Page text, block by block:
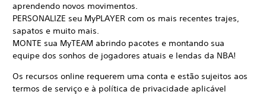
aprendendo novos movimentos.
PERSONALIZE seu MyPLAYER com os mais recentes trajes,
sapatos e muito mais.
MONTE sua MyTEAM abrindo pacotes e montando sua
equipe dos sonhos de jogadores atuais e lendas da NBA!
Os recursos online requerem uma conta e estão sujeitos aos
termos de serviço e à política de privacidade aplicável